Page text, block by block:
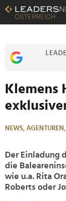
Zum
Inhalt
Zur
Zur
Klemens
NEWS, AGENTUREN,
Der Einladung
die
wie u.a. Rita
Roberts oder